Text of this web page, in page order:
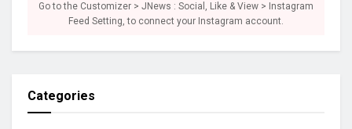
Go to the Customizer > JNews : Social, Like & View > Instagram
Feed Setting, to connect your Instagram account.
Categories